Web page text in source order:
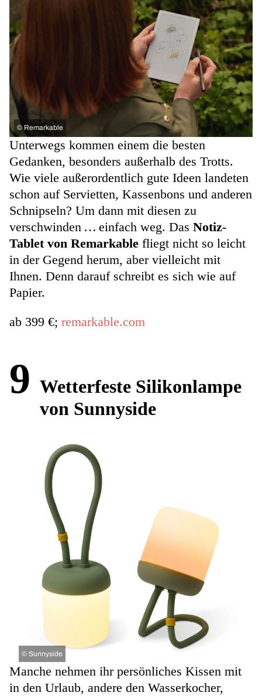
© Remarkable
Unterwegs kommen einem die besten
Gedanken, besonders außerhalb des Trotts.
Wie viele außerordentlich gute Ideen landeten
schon auf Servietten, Kassenbons und anderen
Schnipseln? Um dann mit diesen zu
verschwinden … einfach weg. Das Notiz-
Tablet von Remarkable fliegt nicht so leicht
in der Gegend herum, aber vielleicht mit
Ihnen. Denn darauf schreibt es sich wie auf
Papier.
ab 399 €; remarkable.com
9 Wetterfeste Silikonlampe
von Sunnyside
© Sunnyside
Manche nehmen ihr persönliches Kissen mit
in den Urlaub, andere den Wasserkocher,